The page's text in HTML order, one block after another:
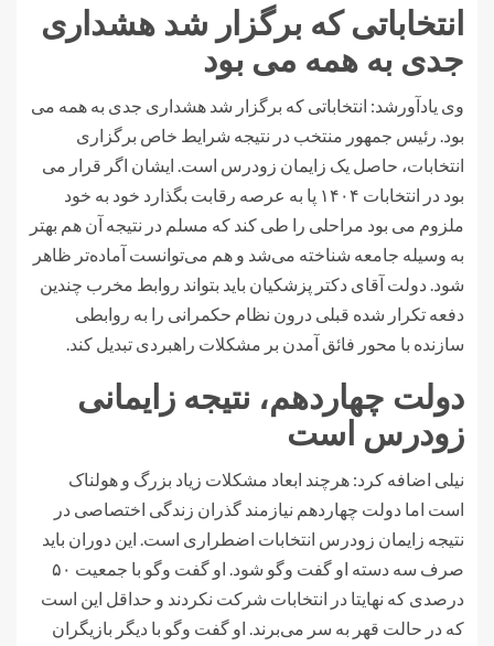
انتخاباتی که برگزار شد هشداری
جدی به همه می بود
وی یادآورشد: انتخاباتی که برگزار شد هشداری جدی به همه می
بود. رئیس جمهور منتخب در نتیجه شرایط خاص برگزاری
انتخابات، حاصل یک زایمان زودرس است. ایشان اگر قرار می
بود در انتخابات ۱۴۰۴ پا به عرصه رقابت بگذارد خود به خود
ملزوم می بود مراحلی را طی کند که مسلم در نتیجه آن هم بهتر
به وسیله جامعه شناخته می‌شد و هم می‌توانست آماده‌تر ظاهر
شود. دولت آقای دکتر پزشکیان باید بتواند روابط مخرب چندین
دفعه تکرار شده قبلی درون نظام حکمرانی را به روابطی
سازنده با محور فائق آمدن بر مشکلات راهبردی تبدیل کند.
دولت چهاردهم، نتیجه زایمانی
زودرس است
نیلی اضافه کرد: هرچند ابعاد مشکلات زیاد بزرگ و هولناک
است اما دولت چهاردهم نیازمند گذران زندگی اختصاصی در
نتیجه زایمان زودرس انتخابات اضطراری است. این دوران باید
صرف سه دسته او گفت وگو شود. او گفت وگو با جمعیت ۵۰
درصدی که نهایتا در انتخابات شرکت نکردند و حداقل این است
که در حالت قهر به سر می‌برند. او گفت وگو با دیگر بازیگران